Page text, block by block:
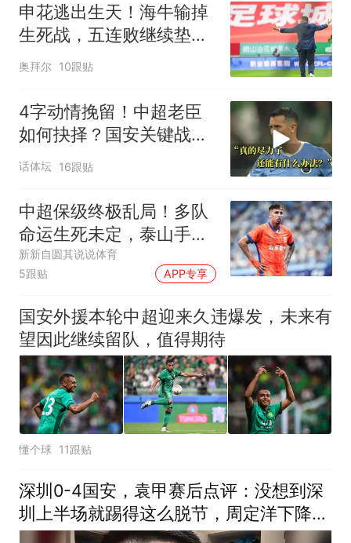
申花逃出生天！海牛输掉
生死战，五连败继续垫
底，泰山帮一把吗
奥拜尔 10跟贴
4字动情挽留！中超老臣
如何抉择？国安关键战：
37岁功臣再度封神
话体坛 16跟贴
中超保级终极乱局！多队
命运生死未定，泰山手握
绝对话语权
新新自圆其说说体育
5跟贴
APP专享
国安外援本轮中超迎来久违爆发，未来有
望因此继续留队，值得期待
懂个球 11跟贴
深圳0-4国安，袁甲赛后点评：没想到深
圳上半场就踢得这么脱节，周定洋下降太
多